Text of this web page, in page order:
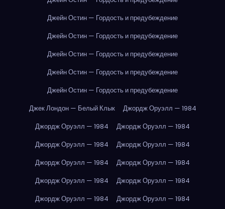
Джейн Остин — Гордость и предубеждение
Джейн Остин — Гордость и предубеждение
Джейн Остин — Гордость и предубеждение
Джейн Остин — Гордость и предубеждение
Джейн Остин — Гордость и предубеждение
Джек Лондон — Белый Клык
Джордж Оруэлл — 1984
Джордж Оруэлл — 1984
Джордж Оруэлл — 1984
Джордж Оруэлл — 1984
Джордж Оруэлл — 1984
Джордж Оруэлл — 1984
Джордж Оруэлл — 1984
Джордж Оруэлл — 1984
Джордж Оруэлл — 1984
Джордж Оруэлл — 1984
Джордж Оруэлл — 1984